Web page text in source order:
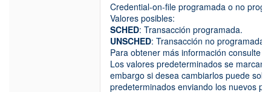
Credential-on-file programada o no
Valores posibles:
SCHED: Transacción programada.
UNSCHED: Transacción no programada.
Para obtener más información consulte
Los valores predeterminados se marcan
embargo si desea cambiarlos puede
predeterminados enviando los nuevos